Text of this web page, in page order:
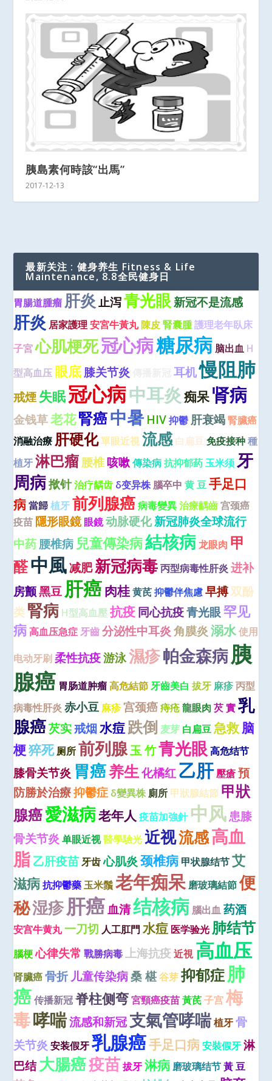
胰島素何時該“出馬”
2017-12-13
最新关注 : 健身养生 Fitness & Life
Maintenance, 8.8全民健身日
胃腸道腫瘤 肝炎 止泻青光眼新冠不是流感
肝炎 居家護理 安宮牛黃丸陳皮 腎囊腫護理老年臥床
子宮 心肌梗死冠心病糖尿病 脑出血 H
型高血压 眼底膝关节炎 耳机慢阻肺
戒煙失眠冠心病中耳炎痴呆肾病
金钱草老花腎癌中暑 HIV 抑鬱 肝衰竭 腎臟癌
消融治療 肝硬化單眼近視 流感 白扁豆 免疫接种 種
植牙 淋巴瘤腰椎咳嗽 傳染病 抗抑郁药 玉米须 牙
周病揿针治疗龋齿 δ变异株 腦卒中 黄 豆 手足口
病 當歸 植牙 前列腺癌 病毒變異 治療齲齒 宫颈癌
疫苗 隱形眼鏡 眼鏡动脉硬化新冠肺炎全球流行
中药腰椎病兒童傳染病結核病 龙眼肉 甲
醛中風减肥新冠病毒 丙型病毒性肝炎 进补
房颤黑豆 肝癌肉桂 黄芪 抑鬱伴焦慮 早搏双酚
类腎病 H型高血壓 抗疫同心抗疫青光眼罕见
病 高血压急症 牙齒 分泌性中耳炎角膜炎溺水使用
电动牙刷 柔性抗疫游泳濕疹帕金森病胰
腺癌 胃肠道肿瘤 高危結節 牙齒美白 拔牙 麻疹 丙型
病毒性肝炎 赤小豆 麻疹宫颈癌 痔疮 龍眼肉 芡 實 乳
腺癌芡实戒烟水痘跌倒 麦芽 白扁豆 急救脑
梗猝死 厕所 前列腺玉 竹青光眼 高危结节
膝骨关节炎 胃癌养生化橘红乙肝壓瘡 預
防勝於治療抑鬱症 δ變異株 廁所 甲狀腺結節 甲狀
腺癌愛滋病老年人 疫苗加強針 中风患膝
骨关节炎 单眼近视醫學驗光 近视流感高血
脂乙肝疫苗 牙齿 心肌炎颈椎病 甲状腺结节 艾
滋病 抗抑鬱藥 玉米鬚 老年痴呆 磨玻璃結節 便
秘湿疹肝癌血清结核病 腦出血 药酒
安宫牛黄丸一刀切 人工肛門 水痘 医学验光 肺结节
腦梗 心律失常 戰勝病毒 上海抗疫 近視 高血压
肾臟癌 骨折儿童传染病桑 椹谷芽 抑郁症肺
癌 传播新冠 脊柱侧弯 宮頸癌疫苗 黃芪 子宫 梅
毒哮喘流感和新冠支氣管哮喘植牙 骨
关节炎 安装假牙 乳腺癌手足口病 安裝假牙 淋
巴结大腸癌疫苗 拔牙 淋病 磨玻璃结节 黃 豆